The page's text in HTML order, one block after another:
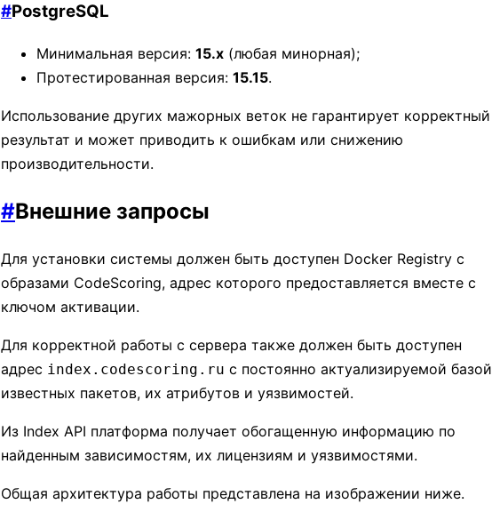
#PostgreSQL
Минимальная версия: 15.x (любая минорная);
Протестированная версия: 15.15.
Использование других мажорных веток не гарантирует корректный
результат и может приводить к ошибкам или снижению
производительности.
#Внешние запросы
Для установки системы должен быть доступен Docker Registry с
образами CodeScoring, адрес которого предоставляется вместе с
ключом активации.
Для корректной работы с сервера также должен быть доступен
адрес index.codescoring.ru с постоянно актуализируемой базой
известных пакетов, их атрибутов и уязвимостей.
Из Index API платформа получает обогащенную информацию по
найденным зависимостям, их лицензиям и уязвимостями.
Общая архитектура работы представлена на изображении ниже.